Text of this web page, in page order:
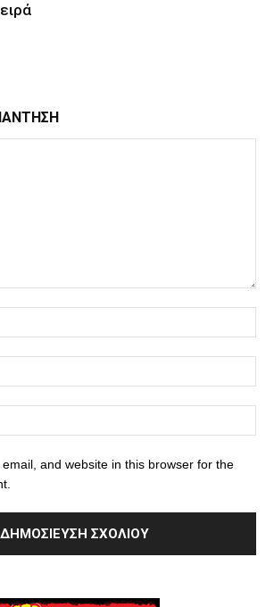
and website in this browser for the